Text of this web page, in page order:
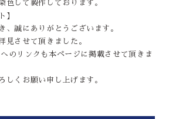
色して製作しております。
】
、誠にありがとうございます。
見させて頂きました。
のリンクも本ページに掲載させて頂きま
しくお願い申し上げます。